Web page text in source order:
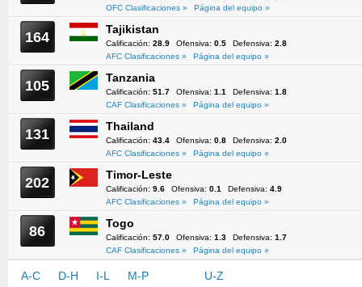
OFC Clasificaciones »
Página del equipo »
164 Tajikistan
Calificación: 28.9 Ofensiva: 0.5 Defensiva: 2.8
AFC Clasificaciones »
Página del equipo »
105 Tanzania
Calificación: 51.7 Ofensiva: 1.1 Defensiva: 1.8
CAF Clasificaciones »
Página del equipo »
131 Thailand
Calificación: 43.4 Ofensiva: 0.8 Defensiva: 2.0
AFC Clasificaciones »
Página del equipo »
202 Timor-Leste
Calificación: 9.6 Ofensiva: 0.1 Defensiva: 4.9
AFC Clasificaciones »
Página del equipo »
86 Togo
Calificación: 57.0 Ofensiva: 1.3 Defensiva: 1.7
CAF Clasificaciones »
Página del equipo »
A-C D-H I-L M-P U-Z